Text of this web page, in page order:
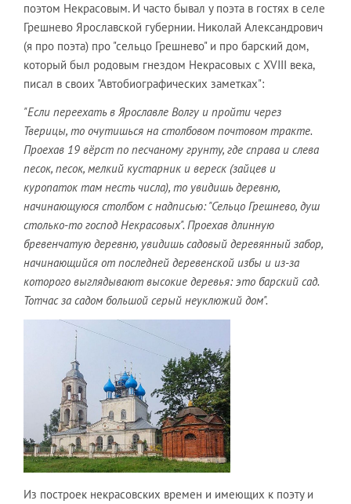
поэтом Некрасовым. И часто бывал у поэта в гостях в селе
Грешнево Ярославской губернии. Николай Александрович
(я про поэта) про "сельцо Грешнево" и про барский дом,
который был родовым гнездом Некрасовых с XVIII века,
писал в своих "Автобиографических заметках":
"Если переехать в Ярославле Волгу и пройти через
Тверицы, то очутишься на столбовом почтовом тракте.
Проехав 19 вёрст по песчаному грунту, где справа и слева
песок, песок, мелкий кустарник и вереск (зайцев и
куропаток там несть числа), то увидишь деревню,
начинающуюся столбом с надписью: "Сельцо Грешнево, душ
столько-то господ Некрасовых". Проехав длинную
бревенчатую деревню, увидишь садовый деревянный забор,
начинающийся от последней деревенской избы и из-за
которого выглядывают высокие деревья: это барский сад.
Тотчас за садом большой серый неуклюжий дом".
Из построек некрасовских времен и имеющих к поэту и